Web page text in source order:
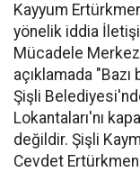
Kayyum
yönelik iddia
Mücadele Merkezi
açıklamada "Bazı
Şişli
Lokantaları'nı
değildir. Şişli
Cevdet Ertürkmen